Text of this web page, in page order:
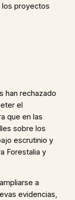
los proyectos
han rechazado
el
que en las
sobre los
escrutinio y
Forestalia y
a
evidencias,